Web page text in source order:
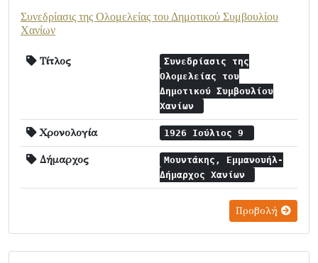
Συνεδρίασις της Ολομελείας του Δημοτικού Συμβουλίου
Χανίων
Τίτλος
Συνεδρίασις της
Ολομελείας του
Δημοτικού Συμβουλίου
Χανίων
Χρονολογία 1926 Ιούλιος 9
Δήμαρχος
Μουντάκης, Εμμανουήλ-
Δήμαρχος Χανίων
Προβολή